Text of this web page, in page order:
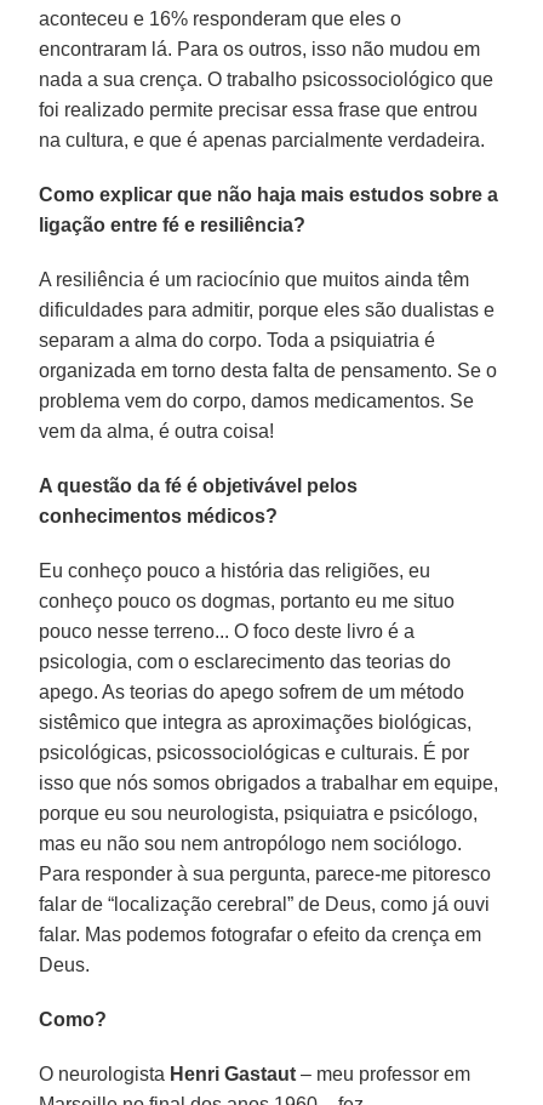
aconteceu e 16% responderam que eles o
encontraram lá. Para os outros, isso não mudou em
nada a sua crença. O trabalho psicossociológico que
foi realizado permite precisar essa frase que entrou
na cultura, e que é apenas parcialmente verdadeira.
Como explicar que não haja mais estudos sobre a
ligação entre fé e resiliência?
A resiliência é um raciocínio que muitos ainda têm
dificuldades para admitir, porque eles são dualistas e
separam a alma do corpo. Toda a psiquiatria é
organizada em torno desta falta de pensamento. Se o
problema vem do corpo, damos medicamentos. Se
vem da alma, é outra coisa!
A questão da fé é objetivável pelos
conhecimentos médicos?
Eu conheço pouco a história das religiões, eu
conheço pouco os dogmas, portanto eu me situo
pouco nesse terreno... O foco deste livro é a
psicologia, com o esclarecimento das teorias do
apego. As teorias do apego sofrem de um método
sistêmico que integra as aproximações biológicas,
psicológicas, psicossociológicas e culturais. É por
isso que nós somos obrigados a trabalhar em equipe,
porque eu sou neurologista, psiquiatra e psicólogo,
mas eu não sou nem antropólogo nem sociólogo.
Para responder à sua pergunta, parece-me pitoresco
falar de “localização cerebral” de Deus, como já ouvi
falar. Mas podemos fotografar o efeito da crença em
Deus.
Como?
O neurologista Henri Gastaut – meu professor em